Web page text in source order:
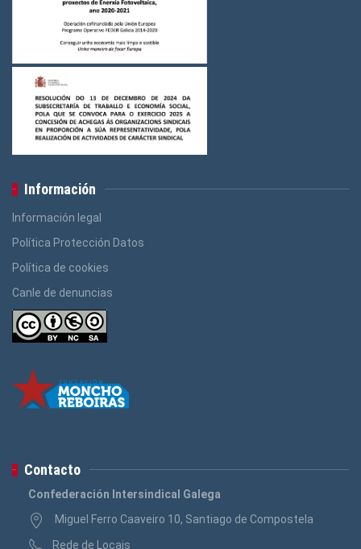
Información
Información legal
Política Protección Datos
Política de cookies
Canle de denuncias
Contacto
Confederación Intersindical Galega
Miguel Ferro Caaveiro 10, Santiago de Compostela
Rede de Locais